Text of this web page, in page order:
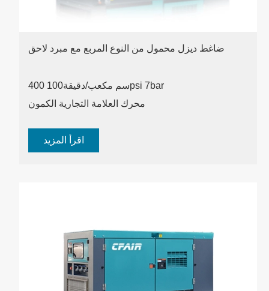
ضاغط ديزل محمول من النوع المربع مع مبرد لاحق
400 سم مكعب/دقيقة100psi 7bar
محرك العلامة التجارية الكمون
اقرأ المزيد